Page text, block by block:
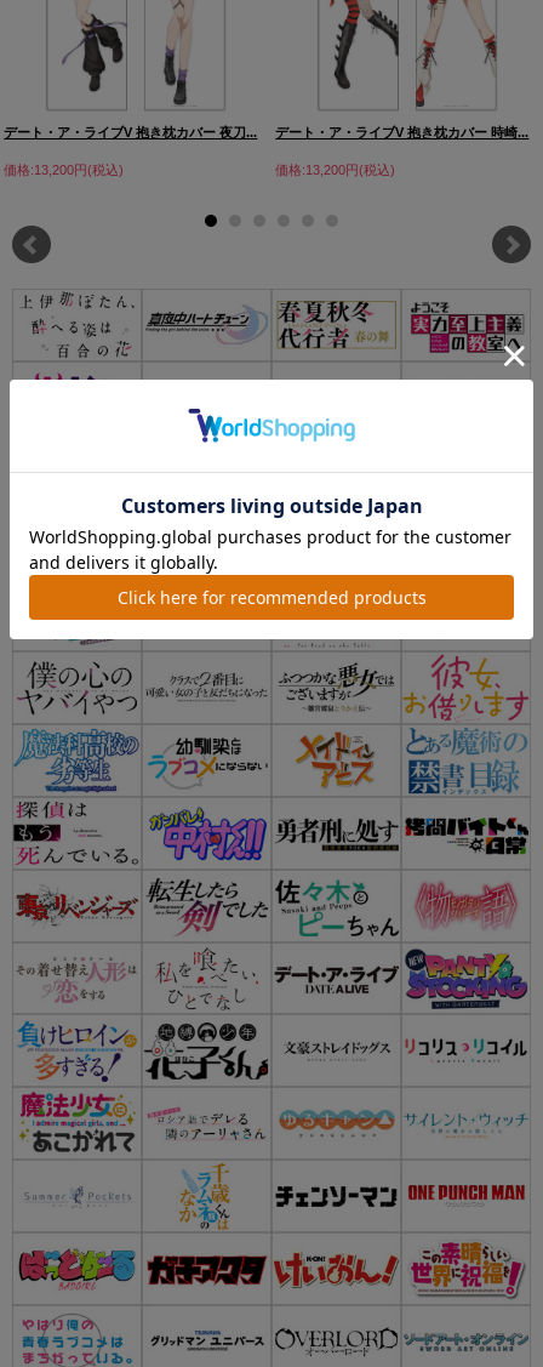
デート・ア・ライブV 抱き枕カバー 夜刀...
価格:13,200円(税込)
デート・ア・ライブV 抱き枕カバー 時崎...
価格:13,200円(税込)